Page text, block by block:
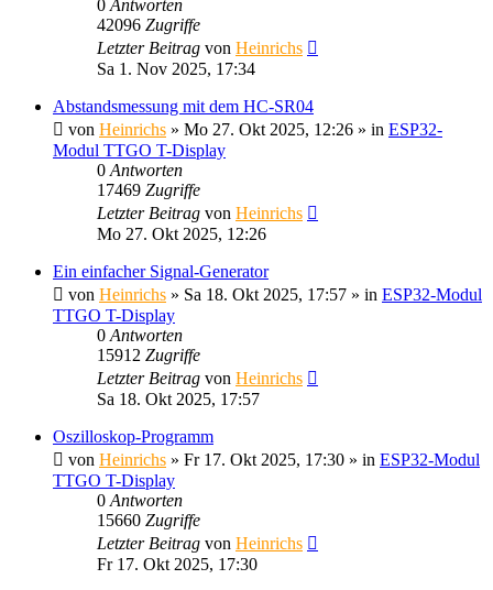
0 Antworten
42096 Zugriffe
Letzter Beitrag von Heinrichs
Sa 1. Nov 2025, 17:34
Abstandsmessung mit dem HC-SR04
von Heinrichs » Mo 27. Okt 2025, 12:26 » in ESP32-
Modul TTGO T-Display
0 Antworten
17469 Zugriffe
Letzter Beitrag von Heinrichs
Mo 27. Okt 2025, 12:26
Ein einfacher Signal-Generator
von Heinrichs » Sa 18. Okt 2025, 17:57 » in ESP32-Modul
TTGO T-Display
0 Antworten
15912 Zugriffe
Letzter Beitrag von Heinrichs
Sa 18. Okt 2025, 17:57
Oszilloskop-Programm
von Heinrichs » Fr 17. Okt 2025, 17:30 » in ESP32-Modul
TTGO T-Display
0 Antworten
15660 Zugriffe
Letzter Beitrag von Heinrichs
Fr 17. Okt 2025, 17:30